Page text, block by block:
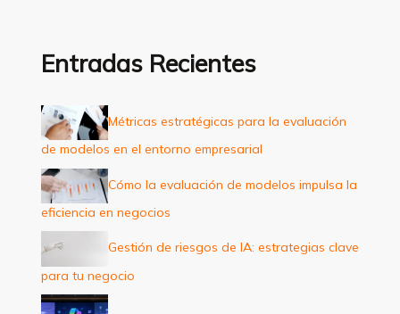
a
p
o
r
:
Entradas Recientes
Métricas estratégicas para la evaluación
de modelos en el entorno empresarial
Cómo la evaluación de modelos impulsa la
eficiencia en negocios
Gestión de riesgos de IA: estrategias clave
para tu negocio